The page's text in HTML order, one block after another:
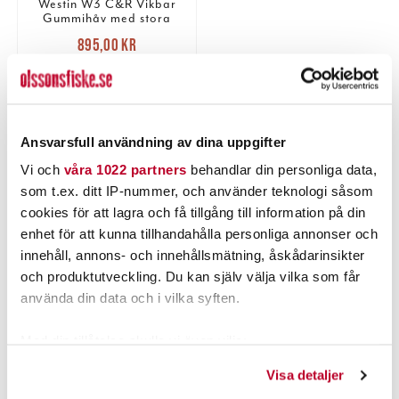
Ansvarsfull användning av dina uppgifter
Vi och våra 1022 partners behandlar din personliga data,
som t.ex. ditt IP-nummer, och använder teknologi såsom
cookies för att lagra och få tillgång till information på din
enhet för att kunna tillhandahålla personliga annonser och
innehåll, annons- och innehållsmätning, åskådarinsikter
och produktutveckling. Du kan själv välja vilka som får
använda din data och i vilka syften.
Visa detaljer
Westin W3 C&R Vikbar
Gummihåv med stora
Nuvarande pris
895,00 krTidigare pris
999,95 kr
895,00 kr
TILLFÄLLIGT SLUT
PRODUKTBESKRIVNING